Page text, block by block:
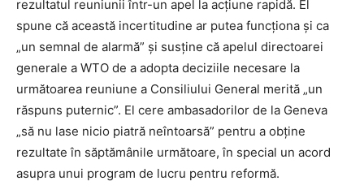
rezultatul reuniunii într-un apel la acțiune rapidă. El
spune că această incertitudine ar putea funcționa și ca
„un semnal de alarmă” și susține că apelul directoarei
generale a WTO de a adopta deciziile necesare la
următoarea reuniune a Consiliului General merită „un
răspuns puternic”. El cere ambasadorilor de la Geneva
„să nu lase nicio piatră neîntoarsă” pentru a obține
rezultate în săptămânile următoare, în special un acord
asupra unui program de lucru pentru reformă.